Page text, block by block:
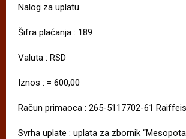
Nalog za uplatu
Šifra plaćanja : 189
Valuta : RSD
Iznos : = 600,00
Račun primaoca : 265-5117702-61
Svrha uplate : uplata za zbornik